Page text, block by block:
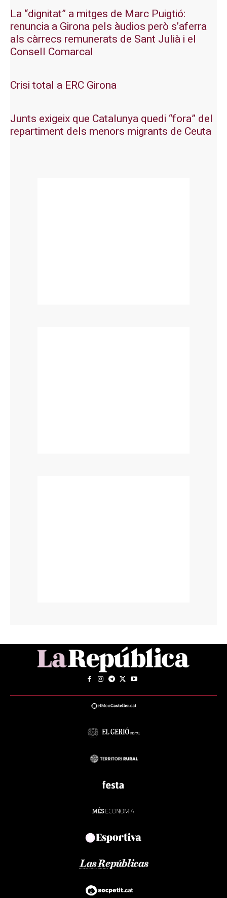
La “dignitat” a mitges de Marc Puigtió:
renuncia a Girona pels àudios però s’aferra
als càrrecs remunerats de Sant Julià i el
Consell Comarcal
Crisi total a ERC Girona
Junts exigeix que Catalunya quedi “fora” del
repartiment dels menors migrants de Ceuta